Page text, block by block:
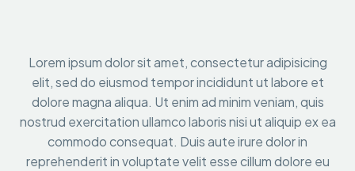
Lorem ipsum dolor sit amet, consectetur adipisicing
elit, sed do eiusmod tempor incididunt ut labore et
dolore magna aliqua. Ut enim ad minim veniam, quis
nostrud exercitation ullamco laboris nisi ut aliquip ex ea
commodo consequat. Duis aute irure dolor in
reprehenderit in voluptate velit esse cillum dolore eu